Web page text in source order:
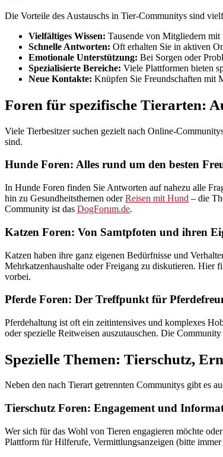
Die Vorteile des Austauschs in Tier-Communitys sind
Vielfältiges Wissen: Tausende von Mitgliedern
Schnelle Antworten: Oft erhalten Sie in aktiven
Emotionale Unterstützung: Bei Sorgen oder
Spezialisierte Bereiche: Viele Plattformen bieten
Neue Kontakte: Knüpfen Sie Freundschaften mit
Foren für spezifische Tierarten:
Viele Tierbesitzer suchen gezielt nach Online-
sind.
Hunde Foren: Alles rund um den besten
In Hunde Foren finden Sie Antworten auf nahezu alle
hin zu Gesundheitsthemen oderReisen mit Hund – die
Community ist das DogForum.de.
Katzen Foren: Von Samtpfoten und ihren
Katzen haben ihre ganz eigenen Bedürfnisse und
Mehrkatzenhaushalte oder Freigang zu diskutieren. Hier
vorbei.
Pferde Foren: Der Treffpunkt für
Pferdehaltung ist oft ein zeitintensives und komplexes
oder spezielle Reitweisen auszutauschen. Die
Spezielle Themen: Tierschutz,
Neben den nach Tierart getrennten Communitys gibt es
Tierschutz Foren: Engagement und
Wer sich für das Wohl von Tieren engagieren möchte
Plattform für Hilferufe, Vermittlungsanzeigen (bitte